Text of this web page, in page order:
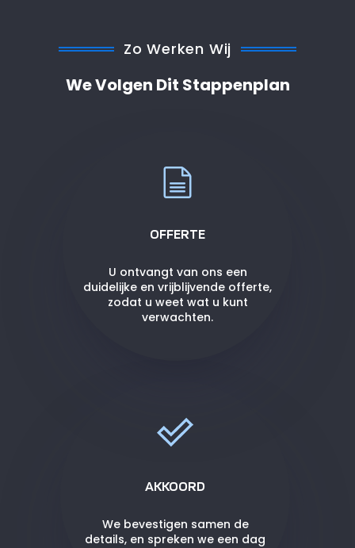
Zo Werken Wij
We Volgen Dit Stappenplan
OFFERTE
U ontvangt van ons een
duidelijke en vrijblijvende offerte,
zodat u weet wat u kunt
verwachten.
AKKOORD
We bevestigen samen de
details, en spreken we een dag